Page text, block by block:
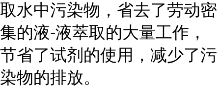
取水中污染物，省去了劳动密
集的液-液萃取的大量工作，
节省了试剂的使用，减少了污
染物的排放。